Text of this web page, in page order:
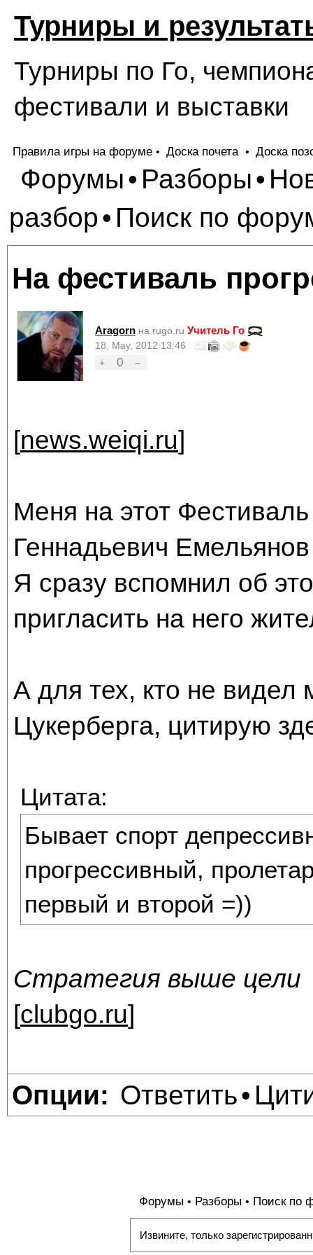
Турниры и
Турниры по Го,
фестивали и выставки
Правила игры на форуме • Доска почета • Доска
Форумы• Разборы•
разбор• Поиск по
На фестиваль
Aragorn на rugo.ru Учитель Го
18, May, 2012 13:46
+
0 –
[news.weiqi.ru]
Меня на этот
Геннадьевич
Я сразу вспомнил об
пригласить на него
А для тех, кто не видел
Цукерберга, цитирую
Цитата:
Бывает спорт
прогрессивный,
первый и второй =))
Стратегия выше цели
[clubgo.ru]
Опции: Ответить•
Форумы • Разборы • Поиск по
Извините, только